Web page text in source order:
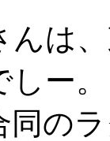
は
しー
同の